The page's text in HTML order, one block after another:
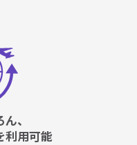
、
利用可能